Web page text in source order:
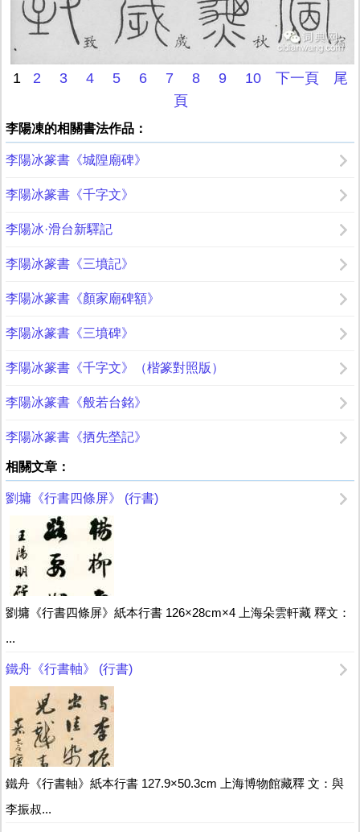
1 2 3 4 5 6 7 8 9 10 下一頁
尾
頁
李陽凍的相關書法作品：
李陽冰篆書《城隍廟碑》
李陽冰篆書《千字文》
李陽冰·滑台新驛記
李陽冰篆書《三墳記》
李陽冰篆書《顏家廟碑額》
李陽冰篆書《三墳碑》
李陽冰篆書《千字文》（楷篆對照版）
李陽冰篆書《般若台銘》
李陽冰篆書《拪先塋記》
相關文章：
劉墉《行書四條屏》 (行書)
劉墉《行書四條屏》紙本行書 126×28cm×4 上海朵雲軒藏 釋文：
...
鐵舟《行書軸》 (行書)
鐵舟《行書軸》紙本行書 127.9×50.3cm 上海博物館藏釋 文：與
李振叔...